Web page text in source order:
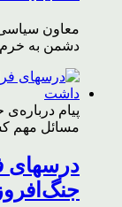
معاون
دشمن به
پیام
مسائل مهم
درسهای